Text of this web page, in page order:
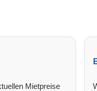
Mietpreise